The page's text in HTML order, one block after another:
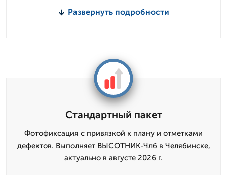
Развернуть подробности
Стандартный пакет
Фотофиксация с привязкой к плану и отметками
дефектов. Выполняет ВЫСОТНИК-Члб в Челябинске,
актуально в августе 2026 г.